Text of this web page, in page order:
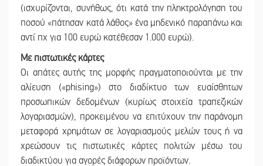
(ισχυρίζονται, συνήθως, ότι κατά την πληκτρολόγηση του
ποσού «πάτησαν κατά λάθος» ένα μηδενικό παραπάνω και
αντί πχ για 100 ευρώ κατέθεσαν 1.000 ευρώ).
Με πιστωτικές κάρτες
Οι απάτες αυτής της μορφής πραγματοποιούνται με την
αλίευση («phising») στο διαδίκτυο των ευαίσθητων
προσωπικών δεδομένων (κυρίως στοιχεία τραπεζικών
λογαριασμών), προκειμένου να επιτύχουν την παράνομη
μεταφορά χρημάτων σε λογαριασμούς μελών τους ή να
χρεώσουν τις πιστωτικές κάρτες πολιτών μέσω του
διαδικτύου για αγορές διάφορων προϊόντων.